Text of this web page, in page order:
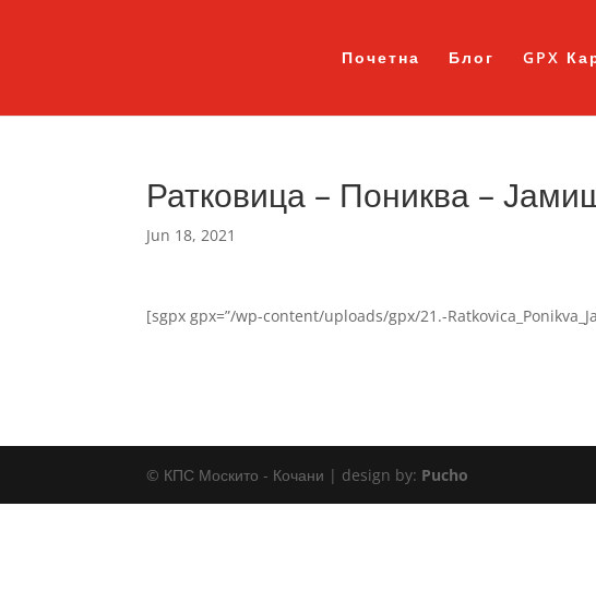
Почетна Блог GPX
Ратковица – Пониква –
Jun 18, 2021
[sgpx gpx=”/wp-content/uploads/gpx/21.-
© КПС Москито - Кочани | design by: Pucho